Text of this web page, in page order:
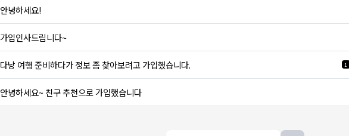
안녕하세요!
가입인사드립니다~
다낭 여행 준비하다가 정보 좀 찾아보려고 가입했습니다. 1
안녕하세요~ 친구 추천으로 가입했습니다